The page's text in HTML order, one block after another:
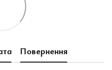
Повернення